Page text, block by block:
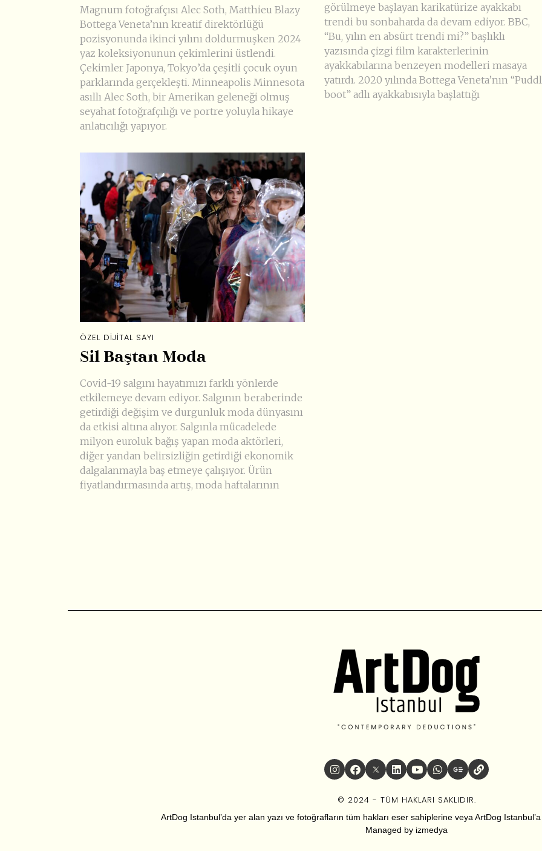
Magnum fotoğrafçısı Alec Soth, Matthieu Blazy
Bottega Veneta’nın kreatif direktörlüğü
pozisyonunda ikinci yılını doldurmuşken 2024
yaz koleksiyonunun çekimlerini üstlendi.
Çekimler Japonya, Tokyo’da çeşitli çocuk oyun
parklarında gerçekleşti. Minneapolis Minnesota
asıllı Alec Soth, bir Amerikan geleneği olmuş
seyahat fotoğrafçılığı ve portre yoluyla hikaye
anlatıcılığı yapıyor.
görülmeye başlayan karikatürize ayakkabı
trendi bu sonbaharda da devam ediyor. BBC,
“Bu, yılın en absürt trendi mi?” başlıklı
yazısında çizgi film karakterlerinin
ayakkabılarına benzeyen modelleri masaya
yatırdı. 2020 yılında Bottega Veneta’nın
boot” adlı ayakkabısıyla başlattığı
ÖZEL DIJITAL SAYI
Sil Baştan Moda
Covid-19 salgını hayatımızı farklı yönlerde
etkilemeye devam ediyor. Salgının beraberinde
getirdiği değişim ve durgunluk moda dünyasını
da etkisi altına alıyor. Salgınla mücadelede
milyon euroluk bağış yapan moda aktörleri,
diğer yandan belirsizliğin getirdiği ekonomik
dalgalanmayla baş etmeye çalışıyor. Ürün
fiyatlandırmasında artış, moda haftalarının
© 2024 - TÜM HAKLARI SAKLIDIR.
ArtDog Istanbul’da yer alan yazı ve fotoğrafların tüm hakları eser sahiplerine veya ArtDog Istanbul’a
Managed by izmedya